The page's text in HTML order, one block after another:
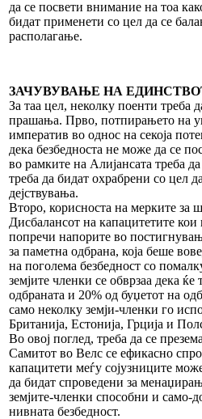
да се посвети внимание на тоа
бидат применети со цел да се
располагање.
ЗАЧУВУВАЊЕ НА
За таа цел, неколку поенти треба
прашања. Прво, потпирањето на
императив во однос на секоја
дека безбедноста не може да се
во рамките на Алијансата треба
треба да бидат охрабрени со цел
дејствувања.
Второ, корисноста на мерките за
Дисбалансот на капацитетите
попречи напорите во
за паметна одбрана, која беше
на поголема безбедност со
земјите членки се обврзаа дека
одбраната и 20% од буџетот на
само неколку земји-членки го
Британија, Естонија, Грција и
Во овој поглед, треба да се
Самитот во Велс се ефикасно
капацитети меѓу сојузниците
да бидат спроведени за
земјите-членки способни и само-
нивната безбедност.